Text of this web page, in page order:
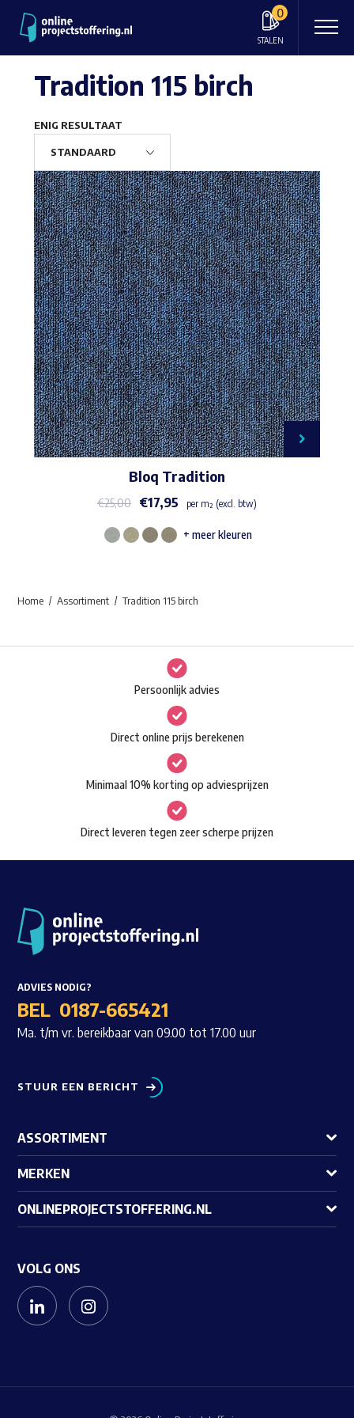
0
STALEN
Waar ben je naar op zoek?
Tradition 115 birch
ENIG RESULTAAT
Bloq Tradition
€25,00 €17,95 per m² (excl. btw)
Dit
Deze
optie
kan
gekozen
worden
op
de
productpagina
+ meer kleuren
Home Assortiment Tradition 115 birch
Persoonlijk advies
Direct online prijs berekenen
Minimaal 10% korting op adviesprijzen
Direct leveren tegen zeer scherpe prijzen
ADVIES NODIG?
BEL 0187-665421
Ma. t/m vr. bereikbaar van 09.00 tot 17.00 uur
STUUR EEN BERICHT
ASSORTIMENT
MERKEN
ONLINEPROJECTSTOFFERING.NL
VOLG ONS